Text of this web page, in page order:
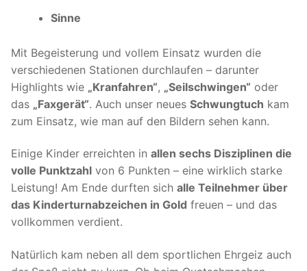
Sinne
Mit Begeisterung und vollem Einsatz wurden die
verschiedenen Stationen durchlaufen – darunter
Highlights wie „Kranfahren“, „Seilschwingen“ oder
das „Faxgerät“. Auch unser neues Schwungtuch kam
zum Einsatz, wie man auf den Bildern sehen kann.
Einige Kinder erreichten in allen sechs Disziplinen die
volle Punktzahl von 6 Punkten – eine wirklich starke
Leistung! Am Ende durften sich alle Teilnehmer über
das Kinderturnabzeichen in Gold freuen – und das
vollkommen verdient.
Natürlich kam neben all dem sportlichen Ehrgeiz auch